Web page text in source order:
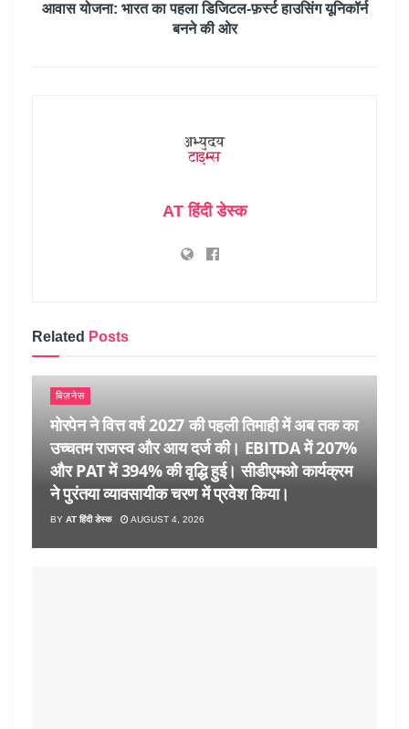
आवास योजना: भारत का पहला डिजिटल-फ़र्स्ट हाउसिंग यूनिकॉर्न
बनने की ओर
AT हिंदी डेस्क
Related Posts
बिज़नेस
मोरपेन ने वित्त वर्ष 2027 की पहली तिमाही में अब तक का
उच्चतम राजस्व और आय दर्ज की। EBITDA में 207%
और PAT में 394% की वृद्धि हुई। सीडीएमओ कार्यक्रम
ने पुरंतया व्यावसायीक चरण में प्रवेश किया।
BY AT हिंदी डेस्क AUGUST 4, 2026